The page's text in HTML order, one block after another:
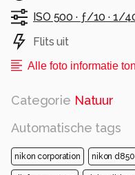
ISO 500 · ƒ/10 · 1/
Flits uit
Alle foto informatie
Categorie Natuur
Automatische tags
nikon corporation nikon d850